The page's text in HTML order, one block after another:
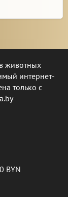
животных
интернет-
только с
BYN